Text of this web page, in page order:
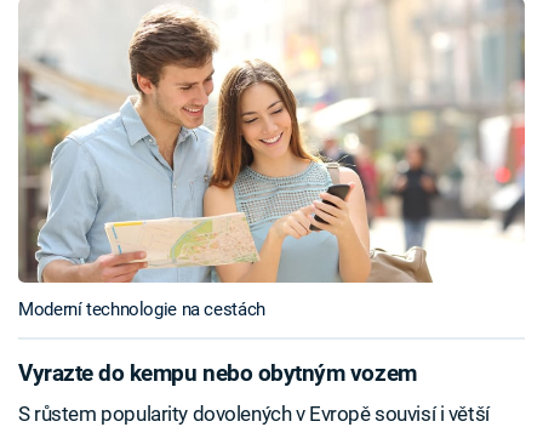
Moderní technologie na cestách
Vyrazte do kempu nebo obytným vozem
S růstem popularity dovolených v Evropě souvisí i větší